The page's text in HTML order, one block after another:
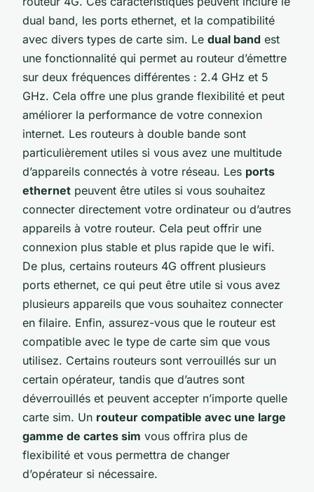
dual band, les ports ethernet, et la compatibilité
avec divers types de carte sim. Le dual band est
une fonctionnalité qui permet au routeur d’émettre
sur deux fréquences différentes : 2.4 GHz et 5
GHz. Cela offre une plus grande flexibilité et peut
améliorer la performance de votre connexion
internet. Les routeurs à double bande sont
particulièrement utiles si vous avez une multitude
d’appareils connectés à votre réseau. Les ports
ethernet peuvent être utiles si vous souhaitez
connecter directement votre ordinateur ou d’autres
appareils à votre routeur. Cela peut offrir une
connexion plus stable et plus rapide que le wifi.
De plus, certains routeurs 4G offrent plusieurs
ports ethernet, ce qui peut être utile si vous avez
plusieurs appareils que vous souhaitez connecter
en filaire. Enfin, assurez-vous que le routeur est
compatible avec le type de carte sim que vous
utilisez. Certains routeurs sont verrouillés sur un
certain opérateur, tandis que d’autres sont
déverrouillés et peuvent accepter n’importe quelle
carte sim. Un routeur compatible avec une large
gamme de cartes sim vous offrira plus de
flexibilité et vous permettra de changer
d’opérateur si nécessaire.